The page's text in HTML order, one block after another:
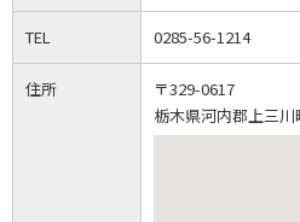
TEL 0285-56-1214
住所
〒329-0617
栃木県河内郡上三